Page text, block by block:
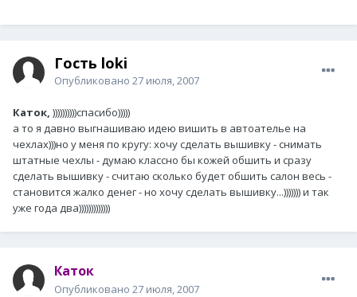
Гость loki
Опубликовано 27 июля, 2007
Каток, ))))))))))спасибо)))))
а то я давно выгнашиваю идею вишить в автоателье на
чехлах)))но у меня по кругу: хочу сделать вышивку - снимать
штатные чехлы - думаю классно бы кожей обшить и сразу
сделать вышивку - считаю сколько будет обшить салон весь -
становится жалко денег - но хочу сделать вышивку...))))))) и так
уже года два)))))))))))))
Каток
Опубликовано 27 июля, 2007